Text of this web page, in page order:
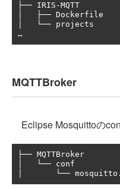
├── IRIS-MQTT
│   ├── Dockerfile
│   └── projects
MQTTBroker
Eclipse Mosquittoの
├── MQTTBroker
│   └── conf